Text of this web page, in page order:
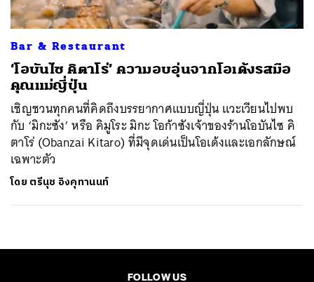
Bar & Restaurant
‘โอบันไซ คิตาโร่’ ความอบอุ่นจากโอเด้งรสมือ
คุณแม่ญี่ปุ่น
เชิญชวนทุกคนที่คิดถึงบรรยากาศแบบญี่ปุ่น แวะเวียนไปพบ
กับ ‘มิกะซัง’ หรือ คิมูโระ มิกะ โอก้าซังเจ้าของร้านโอบันไซ คิ
ตาโร่ (Obanzai Kitaro) ที่มีจุดเด่นเป็นโอเด้งและเอกลักษณ์
เฉพาะตัว
โดย ตรีนุช อิงคุทานนท์
FOLLOW US
SHARE TWEET LINE EMAIL